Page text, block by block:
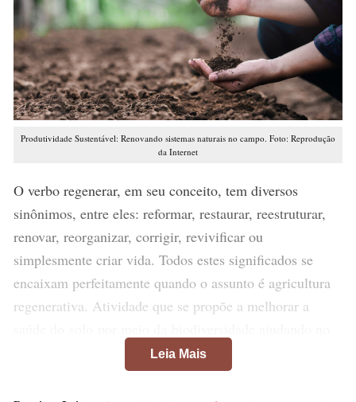
Produtividade Sustentável: Renovando sistemas naturais no campo. Foto: Reprodução
da Internet
O verbo regenerar, em seu conceito, tem diversos
sinônimos, entre eles: reformar, restaurar, reestruturar,
renovar, reorganizar, corrigir, revivificar ou
simplesmente criar vida. Todos estes significados se
encaixam perfeitamente quando o assunto é agricultura
regenerativa. Atividade que se propõe a melhorar a
aumento de produtividade das lavouras de maneira
Leia Mais